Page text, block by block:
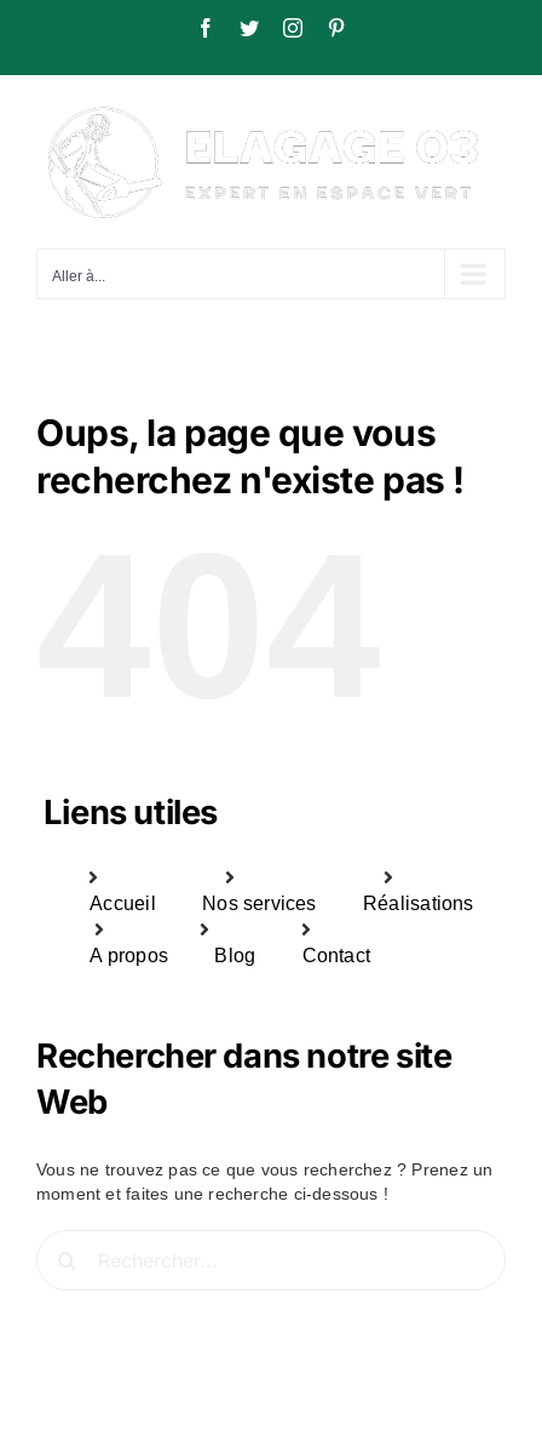
Facebook
TwitterInstagram
Aller à...
Oups, la page que vous
recherchez n'existe pas !
Liens utiles
Accueil Nos services Réalisations
A propos Blog Contact
Rechercher dans notre site
Web
Vous ne trouvez pas ce que vous recherchez ? Prenez un
moment et faites une recherche ci-dessous !